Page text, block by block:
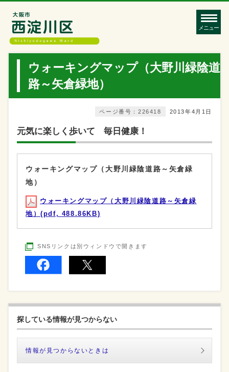
メニュー
ウォーキングマップ（大野川緑陰道
路～矢倉緑地）
2013年4月1日
ページ番号：226418
元気に楽しく歩いて 毎日健康！
ウォーキングマップ（大野川緑陰道路～矢倉緑
地）
ウォーキングマップ（大野川緑陰道路～矢倉緑
地）(pdf, 488.86KB)
SNSリンクは別ウィンドウで開きます
探している情報が見つからない
情報が見つからないときは